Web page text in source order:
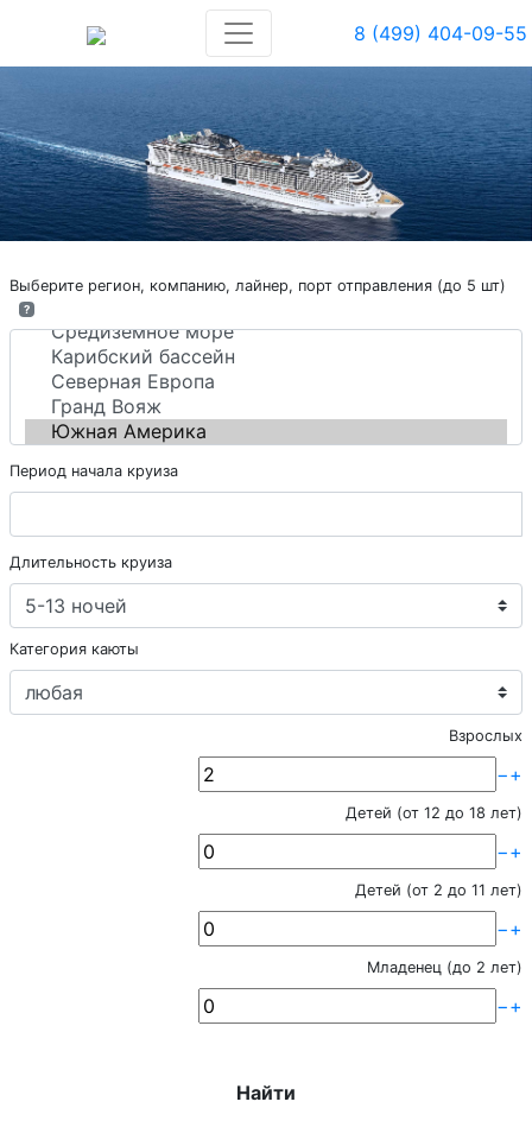
8 (499) 404-09-55
Выберите регион, компанию, лайнер, порт отправления (до 5 шт)
?
Период начала круиза
Длительность круиза
Категория каюты
Взрослых
−+
Детей (от 12 до 18 лет)
−+
Детей (от 2 до 11 лет)
−+
Младенец (до 2 лет)
−+
Найти